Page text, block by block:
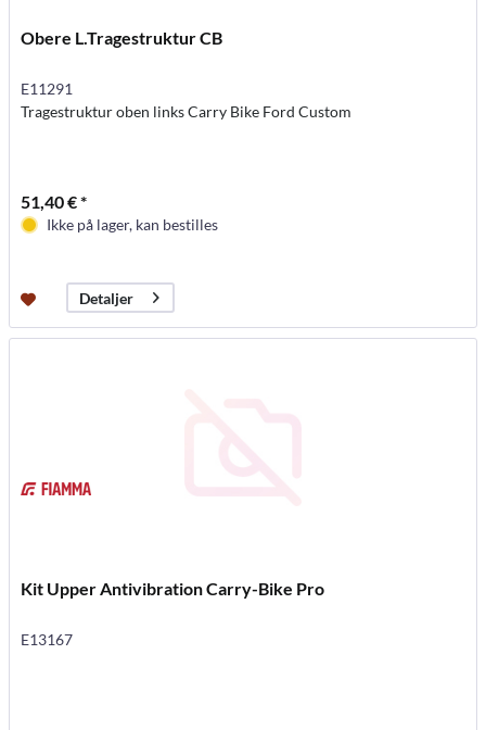
Obere L.Tragestruktur CB
E11291
Tragestruktur oben links Carry Bike Ford Custom
51,40 € *
Ikke på lager, kan bestilles
Detaljer
Kit Upper Antivibration Carry-Bike Pro
E13167